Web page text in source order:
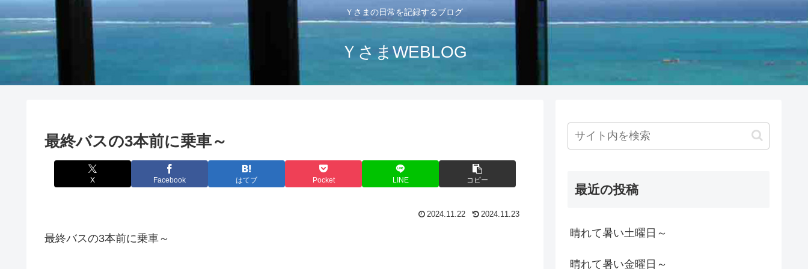
Ｙさまの日常を記録するブログ
ＹさまWEBLOG
最終バスの3本前に乗車～
X Facebook はてブ Pocket LINE コピー
2024.11.22 2024.11.23
最終バスの3本前に乗車～
最近の投稿
晴れて暑い土曜日～
晴れて暑い金曜日～